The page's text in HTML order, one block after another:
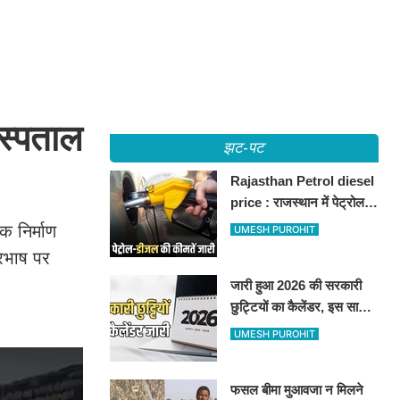
निर्माण
पर
झट-पट
Rajasthan Petrol diesel
price : राजस्थान में पेट्रोल-
डीजल की कीमतें जारी, जानिए
UMESH PUROHIT
जारी हुआ 2026 की सरकारी
छुट्टियों का कैलेंडर, इस साल
कई बार मिलेगा लगातार
UMESH PUROHIT
फसल बीमा मुआवजा न मिलने